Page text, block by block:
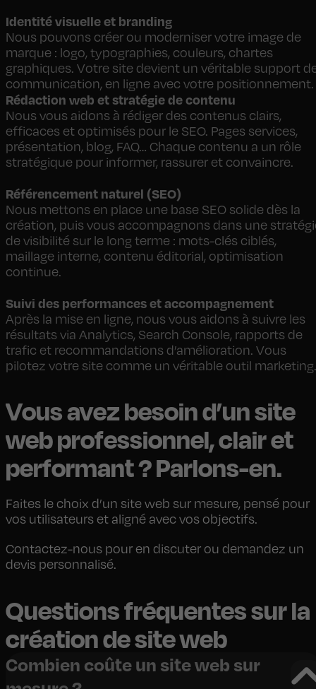
Identité visuelle et branding
Nous pouvons créer ou moderniser votre image de
marque : logo, typographies, couleurs, chartes
graphiques. Votre site devient un véritable support
communication, en ligne avec votre positionnement.
Rédaction web et stratégie de contenu
Nous vous aidons à rédiger des contenus clairs,
efficaces et optimisés pour le SEO. Pages services,
présentation, blog, FAQ… Chaque contenu a un rôle
stratégique pour informer, rassurer et convaincre.
Référencement naturel (SEO)
Nous mettons en place une base SEO solide dès la
création, puis vous accompagnons dans une
de visibilité sur le long terme : mots-clés ciblés,
maillage interne, contenu éditorial, optimisation
continue.
Suivi des performances et accompagnement
Après la mise en ligne, nous vous aidons à suivre les
résultats via Analytics, Search Console, rapports de
trafic et recommandations d’amélioration. Vous
pilotez votre site comme un véritable outil marketing.
Vous avez besoin d’un site
web professionnel, clair et
performant ? Parlons-en.
Faites le choix d’un site web sur mesure, pensé pour
vos utilisateurs et aligné avec vos objectifs.
Contactez-nous pour en discuter ou demandez un
devis personnalisé.
Questions fréquentes sur la
création de site web
Combien coûte un site web sur